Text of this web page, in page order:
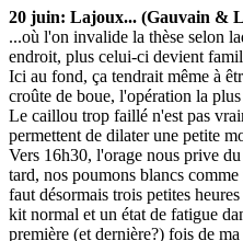
20 juin: Lajoux... (Gauvain &
...où l'on invalide la thèse selon
endroit, plus celui-ci devient
Ici au fond, ça tendrait même à
croûte de boue, l'opération la
Le caillou trop faillé n'est pas
permettent de dilater une petite
Vers 16h30, l'orage nous prive
tard, nos poumons blancs
faut désormais trois petites
kit normal et un état de fatigue
première (et dernière?) fois de